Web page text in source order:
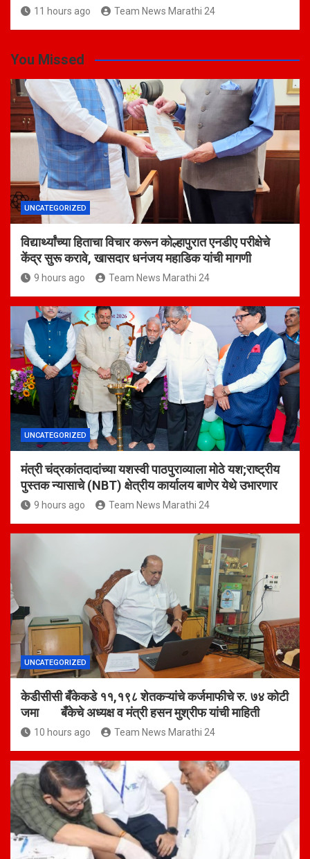
11 hours ago Team News Marathi 24
You Missed
UNCATEGORIZED
विद्यार्थ्यांच्या हिताचा विचार करून कोल्हापुरात एनडीए परीक्षेचे
केंद्र सुरू करावे, खासदार धनंजय महाडिक यांची मागणी
9 hours ago Team News Marathi 24
UNCATEGORIZED
मंत्री चंद्रकांतदादांच्या यशस्वी पाठपुराव्याला मोठे यश;राष्ट्रीय
पुस्तक न्यासाचे (NBT) क्षेत्रीय कार्यालय बाणेर येथे उभारणार
9 hours ago Team News Marathi 24
UNCATEGORIZED
केडीसीसी बँकेकडे ११,१९८ शेतकऱ्यांचे कर्जमाफीचे रु. ७४ कोटी
जमा बँकेचे अध्यक्ष व मंत्री हसन मुश्रीफ यांची माहिती
10 hours ago Team News Marathi 24